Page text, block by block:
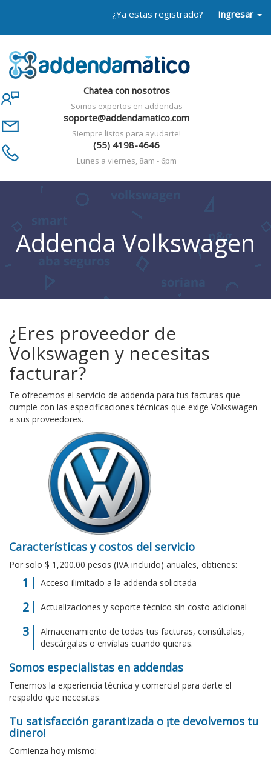
¿Ya estas registrado? Ingresar
Chatea con nosotros
Somos expertos en addendas
soporte@addendamatico.com
Siempre listos para ayudarte!
(55) 4198-4646
Lunes a viernes, 8am - 6pm
Addenda Volkswagen
¿Eres proveedor de
Volkswagen y necesitas
facturar?
Te ofrecemos el servicio de addenda para tus facturas que
cumple con las especificaciones técnicas que exige Volkswagen
a sus proveedores.
Características y costos del servicio
Por solo $ 1,200.00 pesos (IVA incluido) anuales, obtienes:
Acceso ilimitado a la addenda solicitada
Actualizaciones y soporte técnico sin costo adicional
Almacenamiento de todas tus facturas, consúltalas,
descárgalas o envíalas cuando quieras.
Somos especialistas en addendas
Tenemos la experiencia técnica y comercial para darte el
respaldo que necesitas.
Tu satisfacción garantizada o ¡te devolvemos tu
dinero!
Comienza hoy mismo: